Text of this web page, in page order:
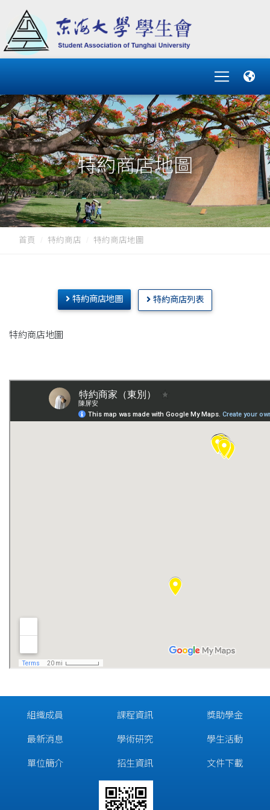
特約商店地圖
首頁 特約商店 特約商店地圖
特約商店地圖 特約商店列表
特約商店地圖
組織成員
最新消息
單位簡介
課程資訊
學術研究
招生資訊
獎助學金
學生活動
文件下載